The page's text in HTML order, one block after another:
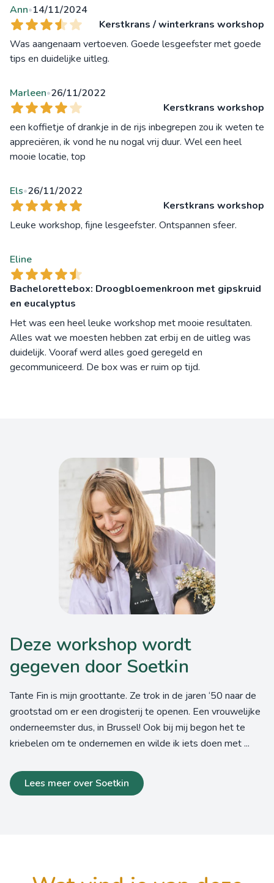
Ann•14/11/2024
Kerstkrans / winterkrans workshop
Was aangenaam vertoeven. Goede lesgeefster met goede
tips en duidelijke uitleg.
Marleen•26/11/2022
Kerstkrans workshop
een koffietje of drankje in de rijs inbegrepen zou ik weten te
appreciëren, ik vond he nu nogal vrij duur. Wel een heel
mooie locatie, top
Els•26/11/2022
Kerstkrans workshop
Leuke workshop, fijne lesgeefster. Ontspannen sfeer.
Eline
Bachelorettebox: Droogbloemenkroon met gipskruid
en eucalyptus
Het was een heel leuke workshop met mooie resultaten.
Alles wat we moesten hebben zat erbij en de uitleg was
duidelijk. Vooraf werd alles goed geregeld en
gecommuniceerd. De box was er ruim op tijd.
Deze workshop wordt
gegeven door Soetkin
Tante Fin is mijn groottante. Ze trok in de jaren ‘50 naar de
grootstad om er een drogisterij te openen. Een vrouwelijke
onderneemster dus, in Brussel! Ook bij mij begon het te
kriebelen om te ondernemen en wilde ik iets doen met ...
Lees meer over Soetkin